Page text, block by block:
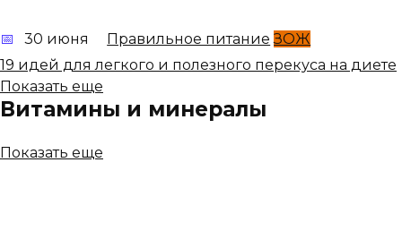
30 июня Правильное питание ЗОЖ
19 идей для легкого и полезного перекуса на диете
Показать еще
Витамины и минералы
Показать еще